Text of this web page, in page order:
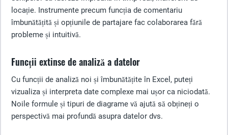
locație. Instrumente precum funcția de comentariu
îmbunătățită și opțiunile de partajare fac colaborarea fără
probleme și intuitivă.
Funcții extinse de analiză a datelor
Cu funcții de analiză noi și îmbunătățite în Excel, puteți
vizualiza și interpreta date complexe mai ușor ca niciodată.
Noile formule și tipuri de diagrame vă ajută să obțineți o
perspectivă mai profundă asupra datelor dvs.